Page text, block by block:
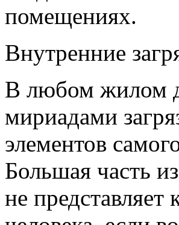
помещениях.
Внутренние
В любом жилом
мириадами
элементов
Большая часть
не представляет